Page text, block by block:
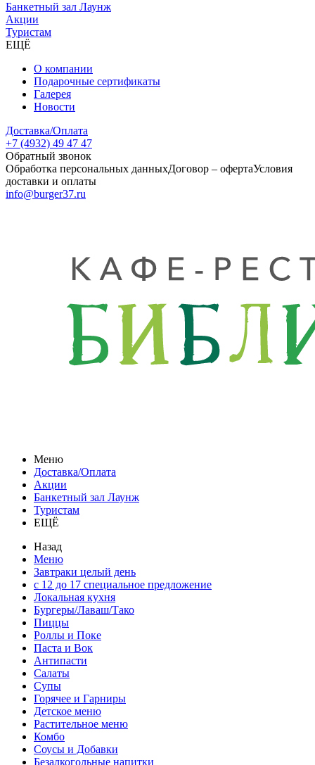
Банкетный зал Лаунж
Акции
Туристам
ЕЩЁ
О компании
Подарочные сертификаты
Галерея
Новости
Доставка/Оплата
+7 (4932) 49 47 47
Обратный звонок
Обработка персональных данныхДоговор – офертаУсловия
доставки и оплаты
info@burger37.ru
Меню
Доставка/Оплата
Акции
Банкетный зал Лаунж
Туристам
ЕЩЁ
Назад
Меню
Завтраки целый день
с 12 до 17 специальное предложение
Локальная кухня
Бургеры/Лаваш/Тако
Пиццы
Роллы и Поке
Паста и Вок
Антипасти
Салаты
Супы
Горячее и Гарниры
Детское меню
Растительное меню
Комбо
Соусы и Добавки
Безалкогольные напитки